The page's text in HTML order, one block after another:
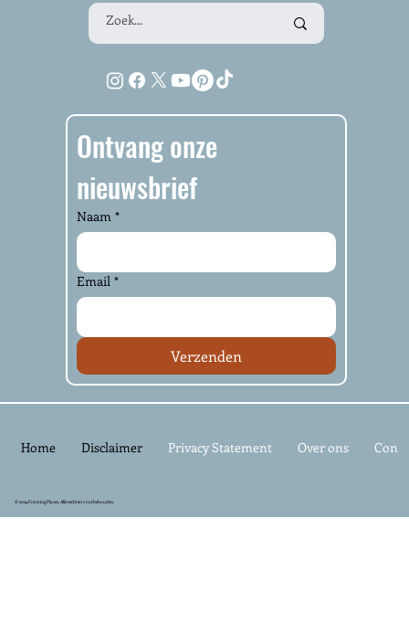
© 2024 Framing Places. Alle rechten voorbehouden.
Home Disclaimer Privacy Statement Over ons
Ontvang onze
nieuwsbrief
Naam *
Email *
Verzenden